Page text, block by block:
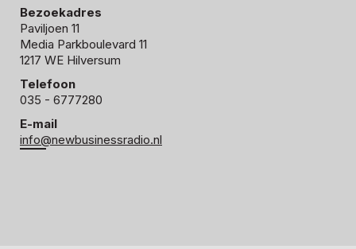
Bezoekadres
Paviljoen 11
Media Parkboulevard 11
1217 WE Hilversum
Telefoon
035 - 6777280
E-mail
info@newbusinessradio.nl